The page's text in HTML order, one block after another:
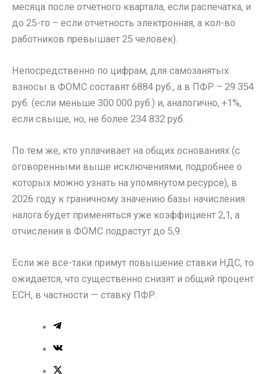
месяца после отчетного квартала, если распечатка, и
до 25-го – если отчетность электронная, а кол-во
работников превышает 25 человек).
Непосредственно по цифрам, для самозанятых
взносы в ФОМС составят 6884 руб., а в ПФР – 29 354
руб. (если меньше 300 000 руб.) и, аналогично, +1%,
если свыше, но, не более 234 832 руб.
По тем же, кто уплачивает на общих основаниях (с
оговоренными выше исключениями, подробнее о
которых можно узнать на упомянутом ресурсе), в
2026 году к граничному значению базы начисления
налога будет применяться уже коэффициент 2,1, а
отчисления в ФОМС подрастут до 5,9.
Если же все-таки примут повышение ставки НДС, то
ожидается, что существенно снизят и общий процент
ЕСН, в частности — ставку ПФР.